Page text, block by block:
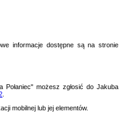
informacje dostępne są na stronie
możesz zgłosić do Jakuba
mobilnej lub jej elementów.